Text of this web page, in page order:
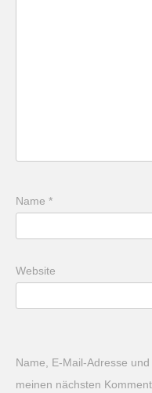
Name *
Website
Name, E-Mail-Adresse
meinen nächsten